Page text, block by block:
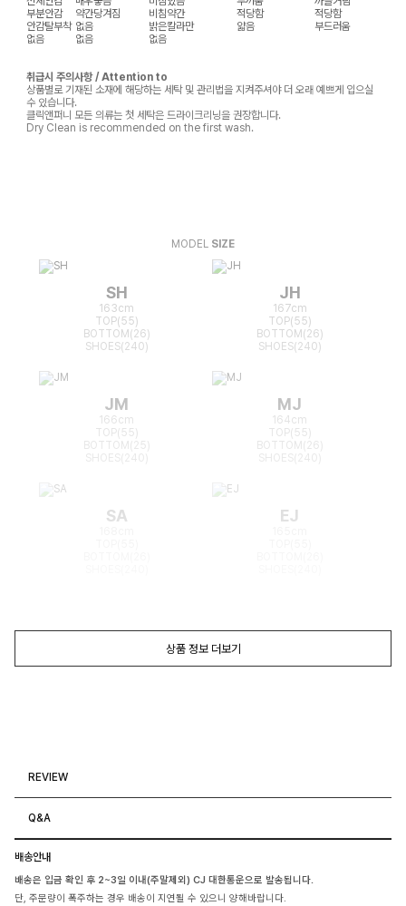
부분안감
약간당겨짐 비침약간 적당함
적당함
안감탈부착 없음 밝은칼라만 얇음
부드러움
없음
없음 없음
취급시 주의사항 / Attention to
상품별로 기재된 소재에 해당하는 세탁 및 관리법을 지켜주셔야 더 오래 예쁘게 입으실
수 있습니다.
클릭앤퍼니 모든 의류는 첫 세탁은 드라이크리닝을 권장합니다.
Dry Clean is recommended on the first wash.
MODEL SIZE
SH
163cm
TOP(55)
BOTTOM(26)
SHOES(240)
JH
167cm
TOP(55)
BOTTOM(26)
SHOES(240)
JM
166cm
TOP(55)
BOTTOM(25)
MJ
164cm
TOP(55)
BOTTOM(26)
SA EJ
상품 정보 더보기
REVIEW
Q&A
배송안내
배송은 입금 확인 후 2~3일 이내(주말제외) CJ 대한통운으로 발송됩니다.
단, 주문량이 폭주하는 경우 배송이 지연될 수 있으니 양해바랍니다.